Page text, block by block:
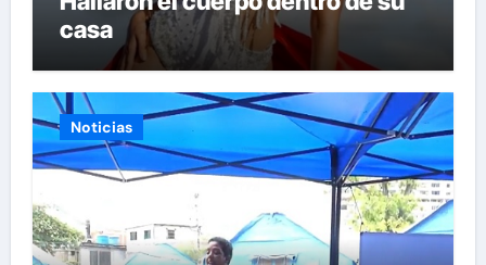
casa
Noticias